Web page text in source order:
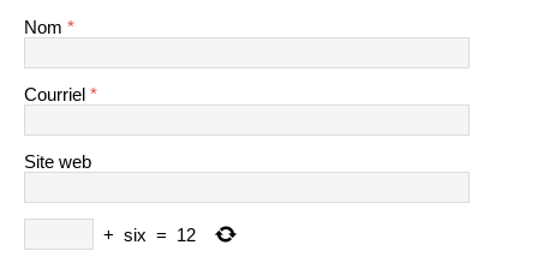
Nom *
Courriel *
Site web
+ six = 12